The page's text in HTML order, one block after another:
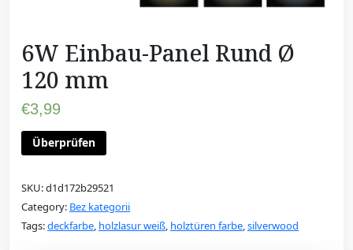
6W Einbau-Panel Rund Ø
120 mm
€3,99
Überprüfen
SKU:d1d172b29521
Category: Bez kategorii
Tags:deckfarbe, holzlasur weiß, holztüren farbe,silverwood